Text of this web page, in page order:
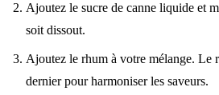
Ajoutez le sucre de canne liquide et
soit dissout.
Ajoutez le rhum à votre mélange. Le
dernier pour harmoniser les saveurs.